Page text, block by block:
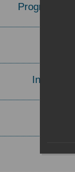
Program
Invited